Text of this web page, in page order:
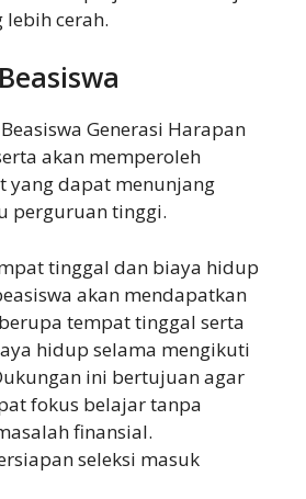
lebih cerah.
Generasi Harapan
akan memperoleh
yang dapat menunjang
perguruan tinggi.
tinggal dan biaya hidup
akan mendapatkan
tempat tinggal serta
hidup selama mengikuti
ini bertujuan agar
fokus belajar tanpa
finansial.
seleksi masuk